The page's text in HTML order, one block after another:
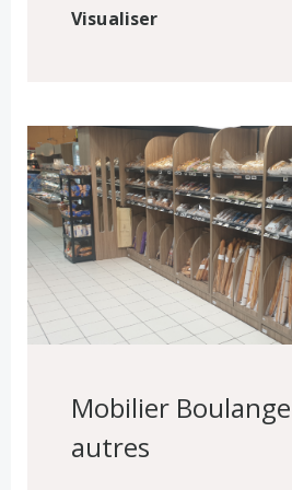
Visualiser
Mobilier
autres